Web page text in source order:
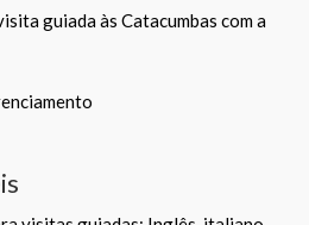
guiada às Catacumbas com a